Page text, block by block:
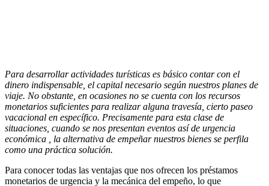
Para desarrollar actividades turísticas es básico contar con el
dinero indispensable, el capital necesario según nuestros planes de
viaje. No obstante, en ocasiones no se cuenta con los recursos
monetarios suficientes para realizar alguna travesía, cierto paseo
vacacional en específico. Precisamente para esta clase de
situaciones, cuando se nos presentan eventos así de urgencia
económica , la alternativa de empeñar nuestros bienes se perfila
como una práctica solución.
Para conocer todas las ventajas que nos ofrecen los préstamos
monetarios de urgencia y la mecánica del empeño, lo que